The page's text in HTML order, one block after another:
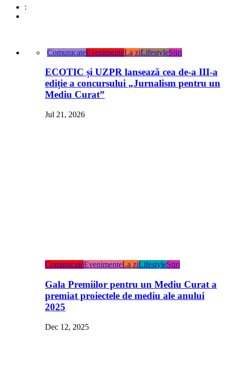
:
ComunicateEvenimenteLa ziLifestyleŞtiri
ECOTIC și UZPR lansează cea de-a III-a
ediție a concursului „Jurnalism pentru un
Mediu Curat”
Jul 21, 2026
ComunicateEvenimenteLa ziLifestyleŞtiri
Gala Premiilor pentru un Mediu Curat a
premiat proiectele de mediu ale anului
2025
Dec 12, 2025